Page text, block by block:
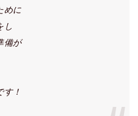
めに
し
備が
！